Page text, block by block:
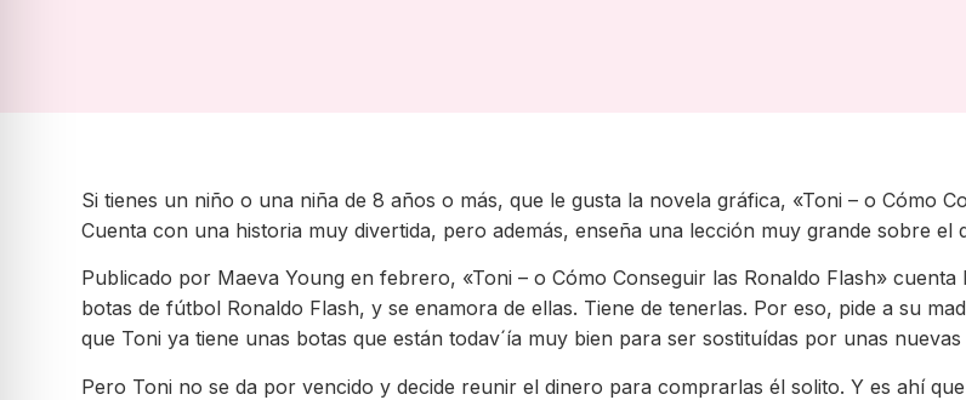
Si tienes un niño o una niña de 8 años o más, que le gusta la novela gráfica, «Toni – o Cómo
Cuenta con una historia muy divertida, pero además, enseña una lección muy grande sobre el
Publicado por Maeva Young en febrero, «Toni – o Cómo Conseguir las Ronaldo Flash»
botas de fútbol Ronaldo Flash, y se enamora de ellas. Tiene de tenerlas. Por eso, pide a su
que Toni ya tiene unas botas que están todav´ía muy bien para ser sostituídas por unas
Pero Toni no se da por vencido y decide reunir el dinero para comprarlas él solito. Y es ahí